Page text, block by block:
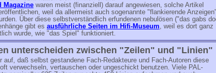
Magazine waren meist (finanziell) darauf angewiesen, solche Artikel
weil da allermeist auch sogenannte "flankierende Anzeigen"
Über diese selbstverständlich erfundenen nebulösen ("das gabs
gibt es ausführliche Seiten im Hifi-Museum, weil es dort ganz
wurde, wie "das Spiel" funktioniert.
unterscheiden zwischen "Zeilen" und "Linien"
auf, daß selbst gestandene Fach-Redakteure und Fach-Autoren diese
verwechseln, vertauschen oder ungeschickt benutzen. Viele PAL-